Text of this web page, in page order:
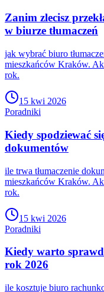
Zanim zlecisz
w biurze tłumaczeń
jak wybrać biuro
mieszkańców Kraków.
rok.
15 kwi 2026
Poradniki
Kiedy spodziewać
dokumentów
ile trwa tłumaczenie
mieszkańców Kraków.
rok.
15 kwi 2026
Poradniki
Kiedy warto
rok 2026
ile kosztuje biuro